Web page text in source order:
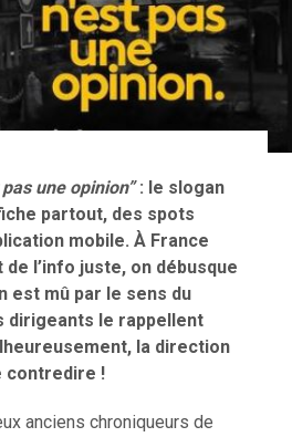
pas une opinion”: le slogan
partout, des spots
mobile. À France
l’info juste, on débusque
est mû par le sens du
dirigeants le rappellent
la direction
contredire !
anciens chroniqueurs de